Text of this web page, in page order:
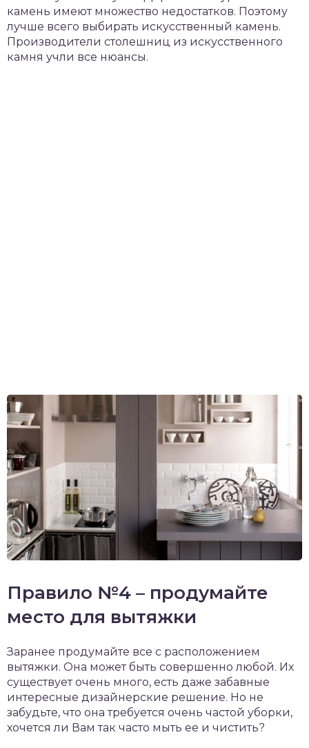
камень имеют множество недостатков. Поэтому
лучше всего выбирать искусственный камень.
Производители столешниц из искусственного
камня учли все нюансы.
Правило №4 – продумайте
место для вытяжки
Заранее продумайте все с расположением
вытяжки. Она может быть совершенно любой. Их
существует очень много, есть даже забавные
интересные дизайнерские решение. Но не
забудьте, что она требуется очень частой уборки,
хочется ли Вам так часто мыть ее и чистить?